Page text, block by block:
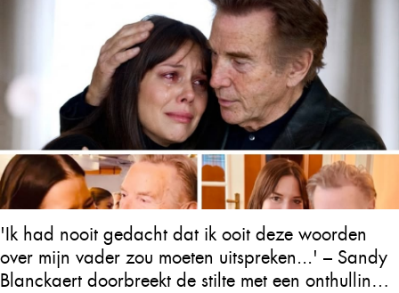
'Ik had nooit gedacht dat ik ooit deze woorden
over mijn vader zou moeten uitspreken...' – Sandy
Blanckaert doorbreekt de stilte met een onthulling